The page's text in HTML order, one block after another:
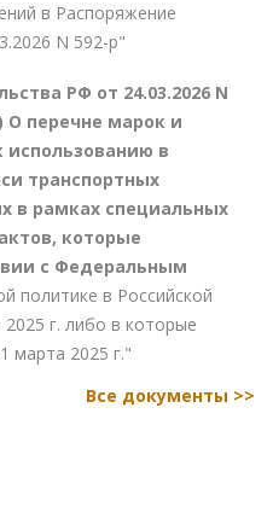
в Распоряжение
N 592-р"
РФ от 24.03.2026 N
О перечне марок и
в
транспортных
в рамках специальных
которые
с Федеральным
политике в Российской
г. либо в которые
марта 2025 г."
Все документы >>